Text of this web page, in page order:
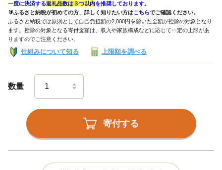
一度に決済する返礼品数は３つ以内を推奨しております。
🔰ふるさと納税が初めての方、詳しく知りたい方はこちらでご確認ください。
ふるさと納税では原則として自己負担額の2,000円を除いた全額が控除の対象となり
ます。控除の対象となる寄付金額は、収入や家族構成などに応じて一定の上限があ
りますのでご注意ください。
仕組みについて知る 上限額を調べる
数量
寄付する